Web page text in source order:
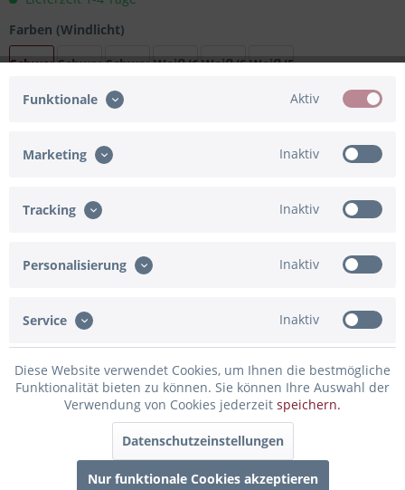
Farben (Windlicht)
Schwarz/GoldSchwarz/SilberSchwarz/Bronze
Weiß/GoldWeiß/SilberWeiß/Bronze
Artikel-Nr.:
Beschreibung
rundum Gravur von der Rellinger Skyline,...
Bewertungen lesen, schreiben und diskutieren... mehr
Infos zum Hersteller
Folgende Infos zum Hersteller sind verfübar......
Funktionale Aktiv
Marketing Inaktiv
Tracking Inaktiv
Personalisierung Inaktiv
Service Inaktiv
Diese Website verwendet Cookies, um Ihnen die bestmögliche
Funktionalität bieten zu können. Sie können Ihre Auswahl der
Verwendung von Cookies jederzeit speichern.
Datenschutzeinstellungen
Nur funktionale Cookies akzeptieren